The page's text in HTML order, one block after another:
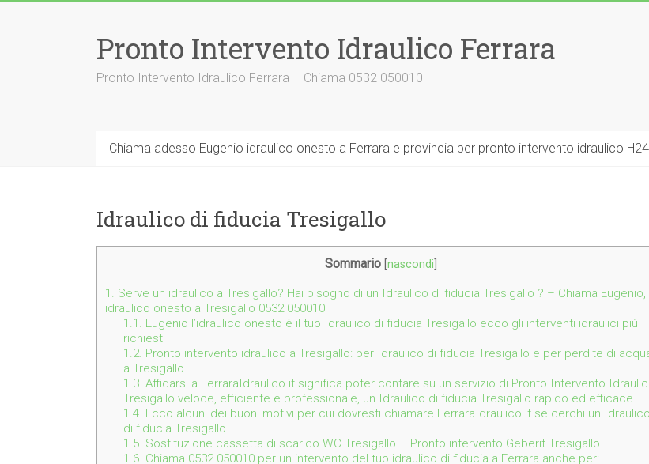
Pronto Intervento Idraulico Ferrara
Pronto Intervento Idraulico Ferrara – Chiama 0532 050010
Chiama adesso Eugenio idraulico onesto a Ferrara e provincia per pronto intervento idraulico
Idraulico di fiducia Tresigallo
Sommario nascondi
1. Serve un idraulico a Tresigallo? Hai bisogno di un Idraulico di fiducia Tresigallo ? – Chiama Eugenio,
idraulico onesto a Tresigallo 0532 050010
1.1. Eugenio l’idraulico onesto è il tuo Idraulico di fiducia Tresigallo ecco gli interventi idraulici più
richiesti
1.2. Pronto intervento idraulico a Tresigallo: per Idraulico di fiducia Tresigallo e per perdite di
a Tresigallo
1.3. Affidarsi a FerraraIdraulico.it significa poter contare su un servizio di Pronto Intervento
Tresigallo veloce, efficiente e professionale, un Idraulico di fiducia Tresigallo rapido ed efficace.
1.4. Ecco alcuni dei buoni motivi per cui dovresti chiamare FerraraIdraulico.it se cerchi un Idraulico
di fiducia Tresigallo
1.5. Sostituzione cassetta di scarico WC Tresigallo – Pronto intervento Geberit Tresigallo
1.6. Chiama 0532 050010 per un intervento del tuo idraulico di fiducia a Ferrara anche per: